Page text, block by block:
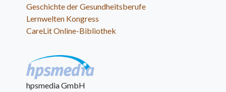
Geschichte der Gesundheitsberufe
Lernwelten Kongress
CareLit Online-Bibliothek
hpsmedia GmbH